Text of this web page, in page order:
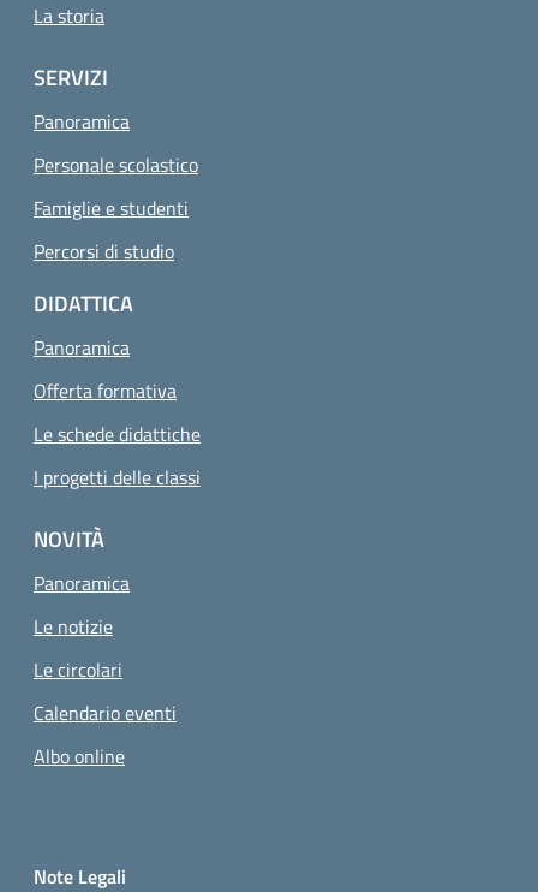
La storia
SERVIZI
Panoramica
Personale scolastico
Famiglie e studenti
Percorsi di studio
DIDATTICA
Panoramica
Offerta formativa
Le schede didattiche
I progetti delle classi
NOVITÀ
Panoramica
Le notizie
Le circolari
Calendario eventi
Albo online
Small prints
Note Legali